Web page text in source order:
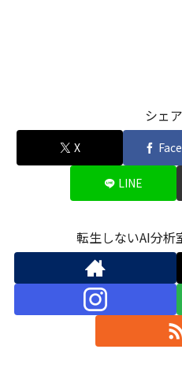
シェ
X
LINE
転生しないAI分析